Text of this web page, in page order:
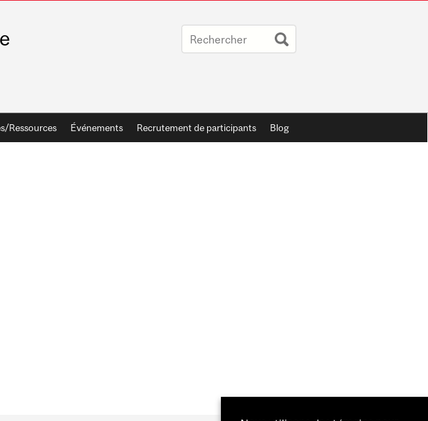
Ressources Événements Recrutement de participants Blog